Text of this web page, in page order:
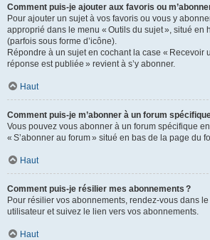
Comment puis-je ajouter aux favoris ou
Pour ajouter un sujet à vos favoris ou vous y
approprié dans le menu « Outils du sujet », situé en
(parfois sous forme d’icône).
Répondre à un sujet en cochant la case « Recevoir
réponse est publiée » revient à s’y abonner.
Haut
Comment puis-je m’abonner à un forum
Vous pouvez vous abonner à un forum spécifique
« S’abonner au forum » situé en bas de la page du
Haut
Comment puis-je résilier mes abonnements ?
Pour résilier vos abonnements, rendez-vous dans
utilisateur et suivez le lien vers vos abonnements.
Haut